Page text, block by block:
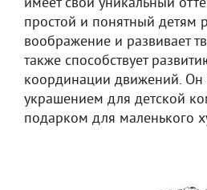
простой и понятный детям
воображение и развивает
также способствует
координации движений. Он
украшением для детской
подарком для маленького